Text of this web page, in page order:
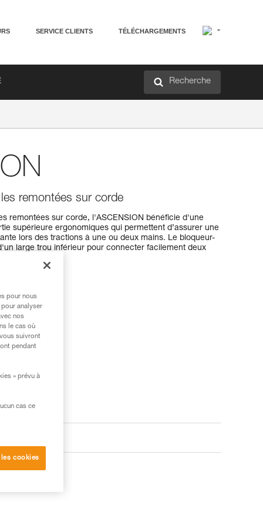
SERVICE CLIENTS TÉLÉCHARGEMENTS
Recherche
remontées sur corde
remontées sur corde, l'ASCENSION bénéficie d'une
supérieure ergonomiques qui permettent d’assurer une
lors des tractions à une ou deux mains. Le bloqueur-
large trou inférieur pour connecter facilement deux
pour nous
analyser
nos
le cas où
suivront
pendant
» prévu à
cas ce
cookies